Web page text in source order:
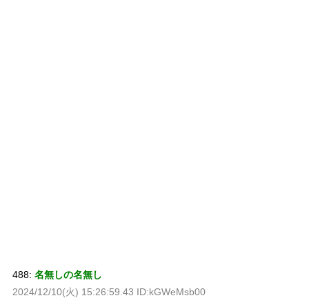
488: 名無しの名無し
2024/12/10(火) 15:26:59.43 ID:kGWeMsb00